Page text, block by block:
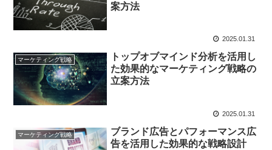
案方法
2025.01.31
マーケティング戦略
トップオブマインド分析を活用し
た効果的なマーケティング戦略の
立案方法
2025.01.31
マーケティング戦略
ブランド広告とパフォーマンス広
告を活用した効果的な戦略設計